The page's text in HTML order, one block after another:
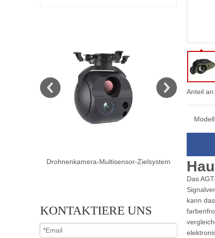
Drohnenkamera-Dual-Sensor-Zielsystem
KONTAKTIERE UNS
Anteil an:
Das
kann